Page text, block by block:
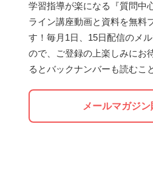
学習指導が楽になる『質問中
ライン講座動画と資料を無料
す！毎月1日、15日配信のメ
ので、ご登録の上楽しみにお
るとバックナンバーも読むこ
メールマガジ